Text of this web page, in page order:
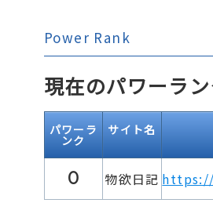
Power Rank
現在のパワーラン
パワーラ
ンク
サイト名
0 物欲日記